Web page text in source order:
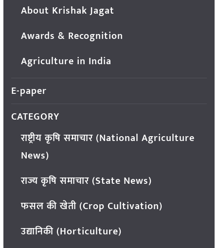
About Krishak Jagat
Awards & Recognition
Agriculture in India
E-paper
CATEGORY
राष्ट्रीय कृषि समाचार (National Agriculture
News)
राज्य कृषि समाचार (State News)
फसल की खेती (Crop Cultivation)
उद्यानिकी (Horticulture)